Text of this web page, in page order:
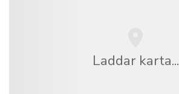
Laddar karta...